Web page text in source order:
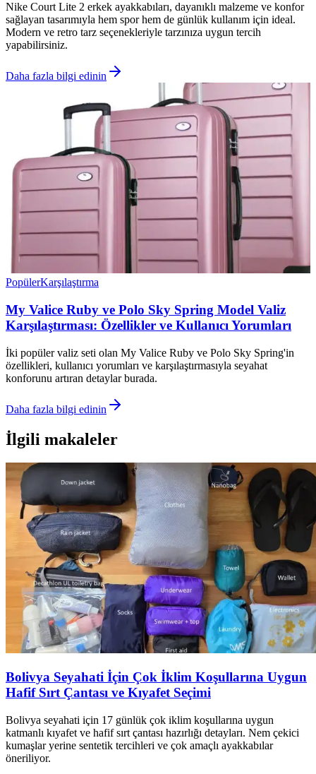
Nike Court Lite 2 erkek ayakkabıları, dayanıklı malzeme ve konfor
sağlayan tasarımıyla hem spor hem de günlük kullanım için ideal.
Modern ve retro tarz seçenekleriyle tarzınıza uygun tercih
yapabilirsiniz.
Daha fazla bilgi edinin
PopülerKarşılaştırma
My Valice Ruby ve Polo Sky Spring Model Valiz
Karşılaştırması: Özellikler ve Kullanıcı Yorumları
İki popüler valiz seti olan My Valice Ruby ve Polo Sky Spring'in
özellikleri, kullanıcı yorumları ve karşılaştırmasıyla seyahat
konforunu artıran detaylar burada.
Daha fazla bilgi edinin
İlgili makaleler
Bolivya Seyahati İçin Çok İklim Koşullarına Uygun
Hafif Sırt Çantası ve Kıyafet Seçimi
Bolivya seyahati için 17 günlük çok iklim koşullarına uygun
katmanlı kıyafet ve hafif sırt çantası hazırlığı detayları. Nem çekici
kumaşlar yerine sentetik tercihleri ve çok amaçlı ayakkabılar
öneriliyor.